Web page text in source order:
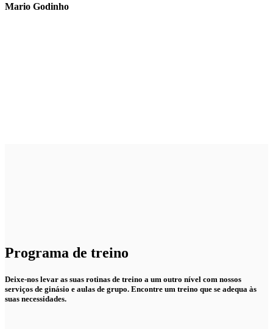
Mario Godinho
Programa de treino
Deixe-nos levar as suas rotinas de treino a um outro nível com nossos
serviços de ginásio e aulas de grupo. Encontre um treino que se adequa às
suas necessidades.